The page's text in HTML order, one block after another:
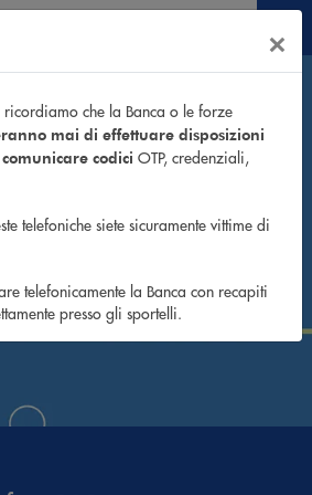
MENU
×
ricordiamo che la Banca o le forze
mai di effettuare disposizioni
comunicare codici OTP, credenziali,
telefoniche siete sicuramente vittime di
telefonicamente la Banca con recapiti
presso gli sportelli.